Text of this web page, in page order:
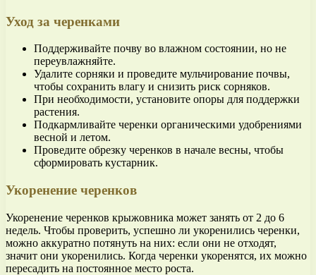
Уход за черенками
Поддерживайте почву во влажном состоянии, но не
переувлажняйте.
Удалите сорняки и проведите мульчирование почвы,
чтобы сохранить влагу и снизить риск сорняков.
При необходимости, установите опоры для поддержки
растения.
Подкармливайте черенки органическими удобрениями
весной и летом.
Проведите обрезку черенков в начале весны, чтобы
сформировать кустарник.
Укоренение черенков
Укоренение черенков крыжовника может занять от 2 до 6
недель. Чтобы проверить, успешно ли укоренились черенки,
можно аккуратно потянуть на них: если они не отходят,
значит они укоренились. Когда черенки укоренятся, их можно
пересадить на постоянное место роста.